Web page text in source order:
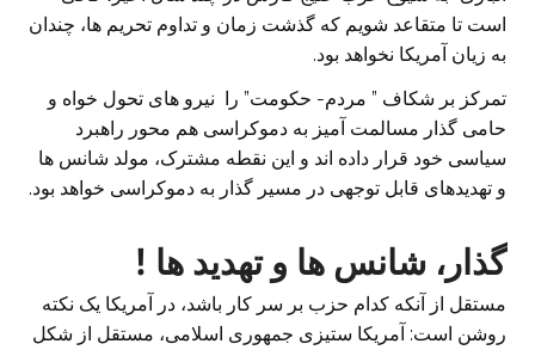
است تا متقاعد شویم که گذشت زمان و تداوم تحریم ها، چندان
به زیان آمریکا نخواهد بود.
تمرکز بر شکاف ” مردم- حکومت” را نیرو های تحول خواه و
حامی گذار مسالمت آمیز به دموکراسی هم محور راهبرد
سیاسی خود قرار داده اند و این نقطه مشترک، مولد شانس ها
و تهدیدهای قابل توجهی در مسیر گذار به دموکراسی خواهد بود.
گذار، شانس ها و تهدید ها !
مستقل از آنکه کدام حزب بر سر کار باشد، در آمریکا یک نکته
روشن است: آمریکا ستیزی جمهوری اسلامی، مستقل از شکل